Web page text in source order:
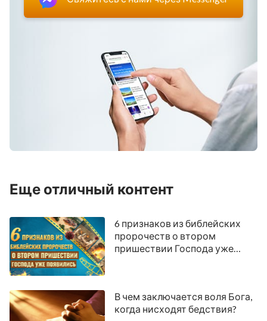
Еще отличный контент
6 признаков из библейских
пророчеств о втором
пришествии Господа уже
В чем заключается воля Бога,
когда нисходят бедствия?